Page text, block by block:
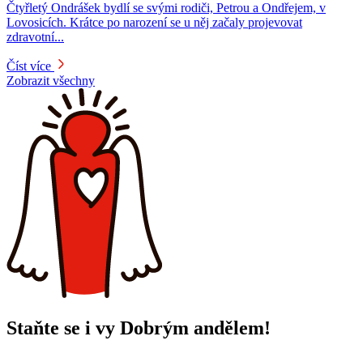
Čtyřletý Ondrášek bydlí se svými rodiči, Petrou a Ondřejem, v
Lovosicích. Krátce po narození se u něj začaly projevovat
zdravotní...
Číst více
Zobrazit všechny
Staňte se i vy Dobrým andělem!